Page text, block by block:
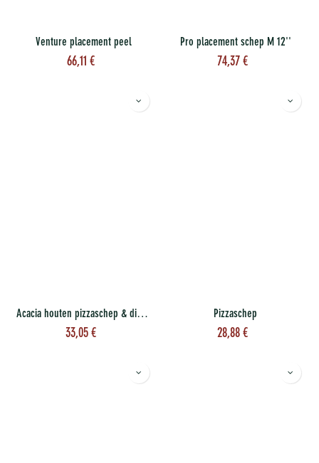
Venture placement peel
66,11 €
Pro placement schep M 12''
74,37 €
Acacia houten pizzaschep & dienblad M 12''
33,05 €
Pizzaschep
28,88 €